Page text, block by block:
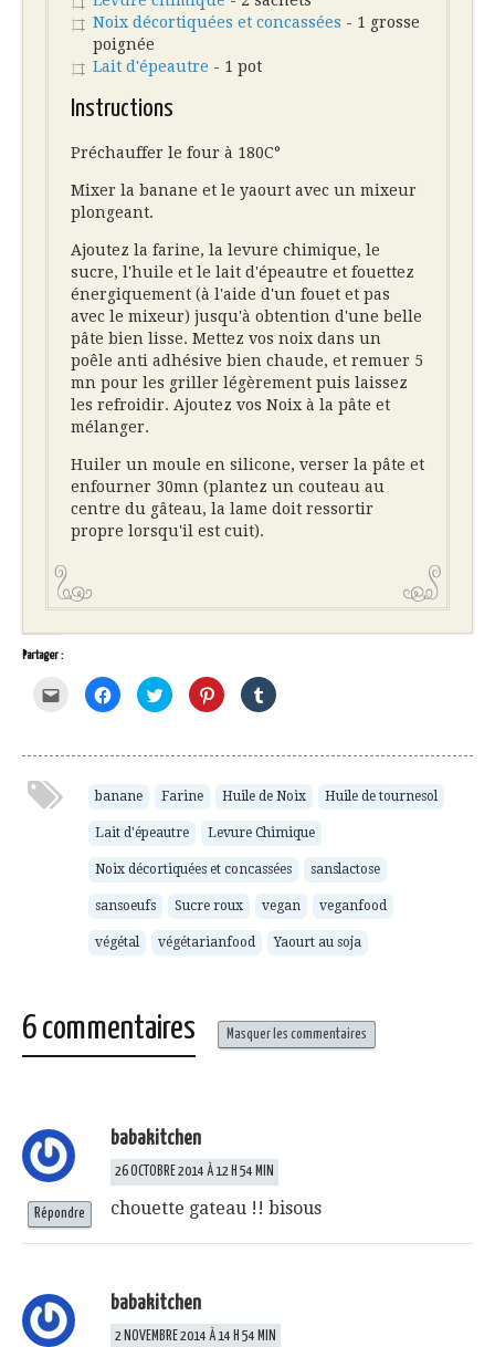
Noix décortiquées et concassées - 1 grosse
poignée
Lait d'épeautre - 1 pot
Instructions
Préchauffer le four à 180C°
Mixer la banane et le yaourt avec un mixeur
plongeant.
Ajoutez la farine, la levure chimique, le
sucre, l'huile et le lait d'épeautre et fouettez
énergiquement (à l'aide d'un fouet et pas
avec le mixeur) jusqu'à obtention d'une belle
pâte bien lisse. Mettez vos noix dans un
poêle anti adhésive bien chaude, et remuer 5
mn pour les griller légèrement puis laissez
les refroidir. Ajoutez vos Noix à la pâte et
mélanger.
Huiler un moule en silicone, verser la pâte et
enfourner 30mn (plantez un couteau au
centre du gâteau, la lame doit ressortir
propre lorsqu'il est cuit).
Partager :
Cliquez
pour
envoyer
mail
ami(ouvre
nouvelle
Cliquez
pour
partager
dans
fenêtre)
Cliquez
pour
partager
dans
fenêtre)
Cliquez
pour
partager
dans
fenêtre)
Cliquez
pour
dans
fenêtre)
banane Farine Huile de Noix Huile de tournesol
Lait d'épeautre Levure Chimique
Noix décortiquées et concassées sanslactose
sansoeufs Sucre roux vegan veganfood
végétal végétarianfood Yaourt au soja
6 commentaires Masquer les commentaires
babakitchen
26 OCTOBRE 2014 À 12 H 54 MIN
chouette gateau !! bisous
Répondre
babakitchen
2 NOVEMBRE 2014 À 14 H 54 MIN